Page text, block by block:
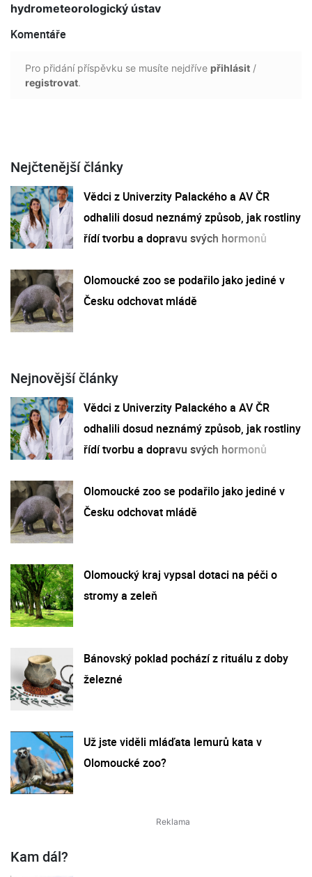
hydrometeorologický ústav
Komentáře
Pro přidání příspěvku se musíte nejdříve přihlásit /
registrovat.
Nejčtenější články
Vědci z Univerzity Palackého a AV ČR
odhalili dosud neznámý způsob, jak rostliny
řídí tvorbu a dopravu svých hormonů
Olomoucké zoo se podařilo jako jediné v
Česku odchovat mládě
Nejnovější články
Vědci z Univerzity Palackého a AV ČR
odhalili dosud neznámý způsob, jak rostliny
řídí tvorbu a dopravu svých hormonů
Olomoucké zoo se podařilo jako jediné v
Česku odchovat mládě
Olomoucký kraj vypsal dotaci na péči o
stromy a zeleň
Bánovský poklad pochází z rituálu z doby
železné
Už jste viděli mláďata lemurů kata v
Olomoucké zoo?
Kam dál?